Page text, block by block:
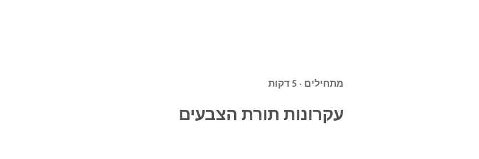
מתחילים · 5 דקות
עקרונות תורת הצבעים